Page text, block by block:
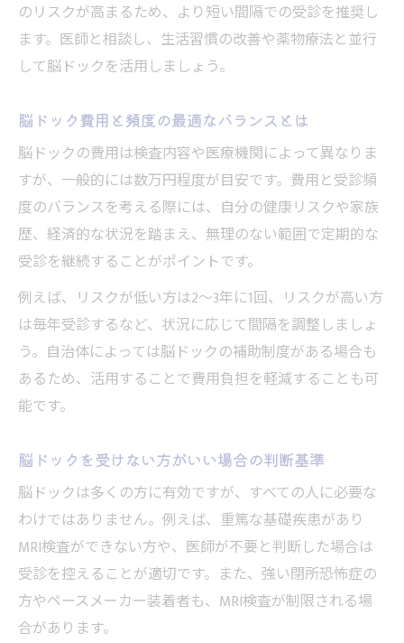
のリスクが高まるため、より短い間隔での受診を推奨し
ます。医師と相談し、生活習慣の改善や薬物療法と並行
して脳ドックを活用しましょう。
脳ドック費用と頻度の最適なバランスとは
脳ドックの費用は検査内容や医療機関によって異なりま
すが、一般的には数万円程度が目安です。費用と受診頻
度のバランスを考える際には、自分の健康リスクや家族
歴、経済的な状況を踏まえ、無理のない範囲で定期的な
受診を継続することがポイントです。
例えば、リスクが低い方は2〜3年に1回、リスクが高い方
は毎年受診するなど、状況に応じて間隔を調整しましょ
う。自治体によっては脳ドックの補助制度がある場合も
あるため、活用することで費用負担を軽減することも可
能です。
脳ドックを受けない方がいい場合の判断基準
脳ドックは多くの方に有効ですが、すべての人に必要な
わけではありません。例えば、重篤な基礎疾患があり
MRI検査ができない方や、医師が不要と判断した場合は
受診を控えることが適切です。また、強い閉所恐怖症の
方やペースメーカー装着者も、MRI検査が制限される場
合があります。